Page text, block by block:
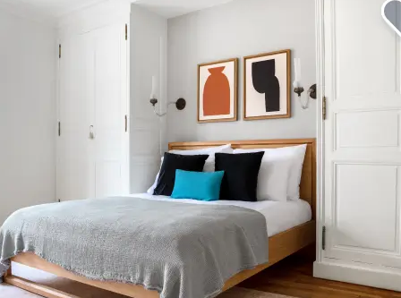
Bu hafta en çok görüntülenen 2
yatak odalı daireler.